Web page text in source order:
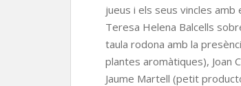
jueus i els seus vincles
Teresa Helena Balcells
taula rodona amb la
plantes aromàtiques), Joan
Jaume Martell (petit